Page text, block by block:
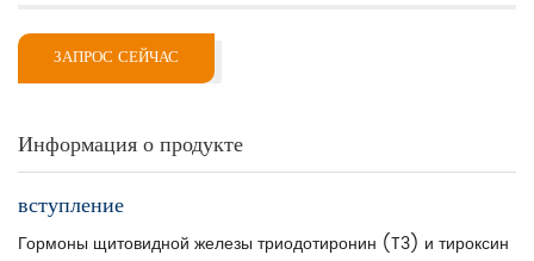
ЗАПРОС СЕЙЧАС
Информация о продукте
вступление
Гормоны щитовидной железы триодотиронин (T3) и тироксин